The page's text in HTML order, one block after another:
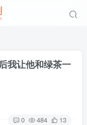
我让他和绿茶一
0 484 13